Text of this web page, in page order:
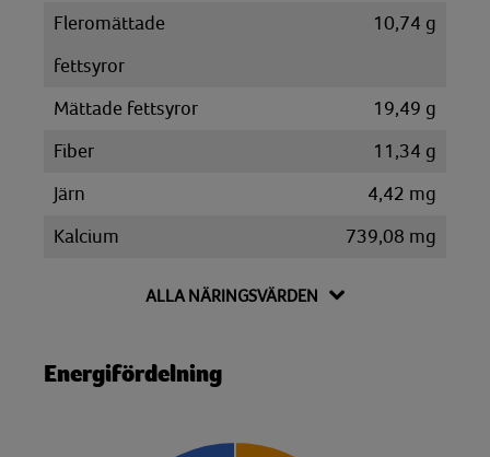
Fleromättade
fettsyror
10,74 g
Mättade fettsyror
19,49 g
Fiber
11,34 g
Järn
4,42 mg
Kalcium
739,08 mg
Kolhydrat
Monosackarider
ALLA NÄRINGSVÄRDEN
Energifördelning